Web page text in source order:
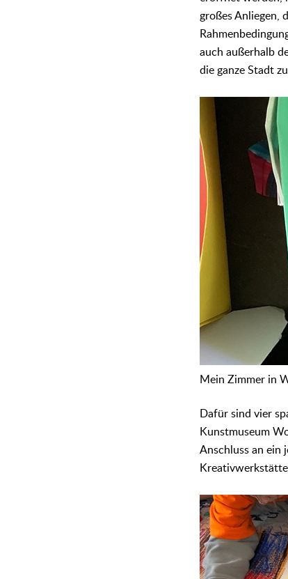
großes Anliegen,
auch außerhalb
die ganze Stadt
Mein Zimmer in
Dafür sind vier
Kunstmuseum
Anschluss an ein